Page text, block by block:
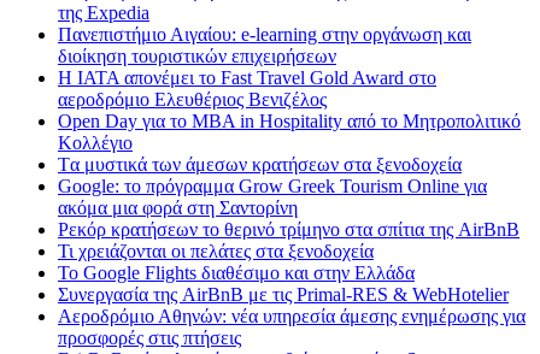
της Expedia
Πανεπιστήμιο Αιγαίου: e-learning στην οργάνωση και
διοίκηση τουριστικών επιχειρήσεων
Η IATA απονέμει το Fast Travel Gold Award στο
αεροδρόμιο Ελευθέριος Βενιζέλος
Open Day για το MBA in Hospitality από το Μητροπολιτικό
Κολλέγιο
Tα μυστικά των άμεσων κρατήσεων στα ξενοδοχεία
Google: το πρόγραμμα Grow Greek Tourism Online για
ακόμα μια φορά στη Σαντορίνη
Ρεκόρ κρατήσεων το θερινό τρίμηνο στα σπίτια της AirBnB
Τι χρειάζονται οι πελάτες στα ξενοδοχεία
Το Google Flights διαθέσιμο και στην Ελλάδα
Συνεργασία​ ​της​ ​AirBnB​ ​με​ ​τις​ ​Primal-RES​ ​&​ ​WebHotelier
Aεροδρόμιο Αθηνών: νέα υπηρεσία άμεσης ενημέρωσης για
προσφορές στις πτήσεις